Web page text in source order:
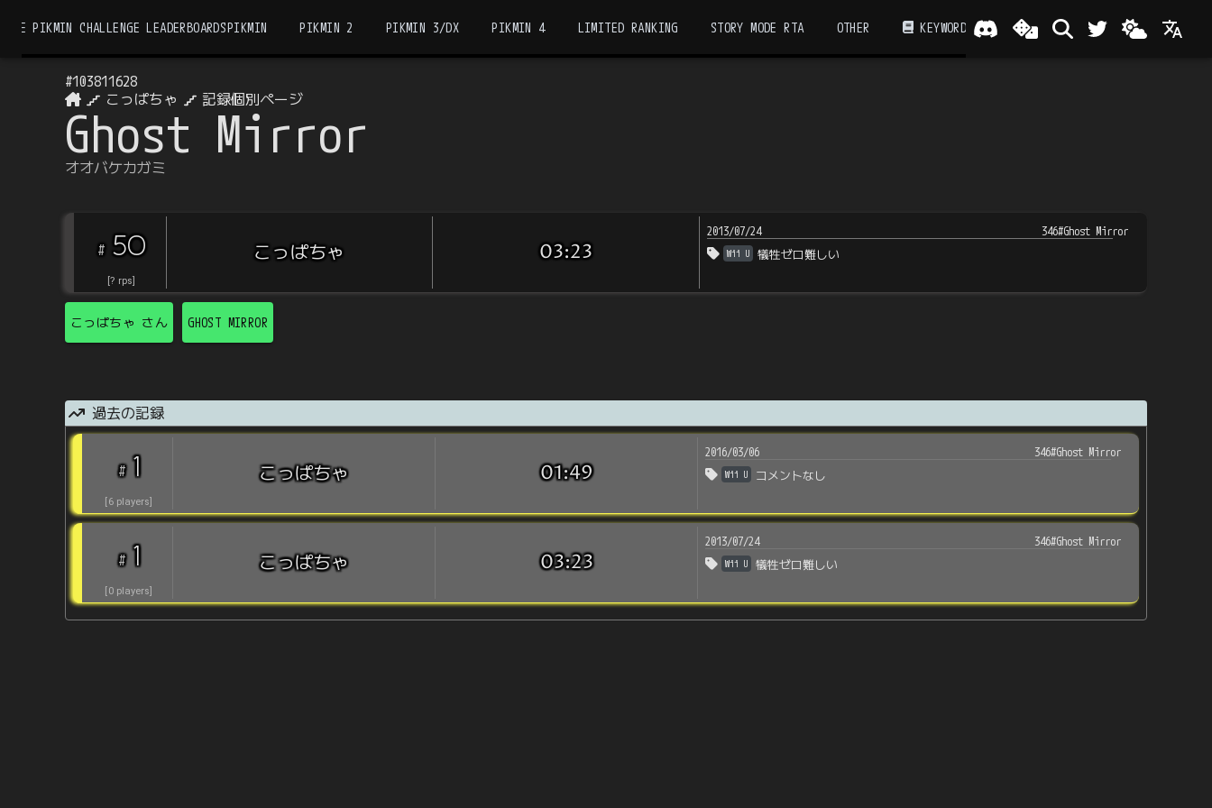
THE PIKMIN CHALLENGE LEADERBOARDSPIKMIN PIKMIN 2 PIKMIN 3/DX PIKMIN 4 LIMITED RANKING STORY MODE RTA OTHER KEYWORD
#103811628
こっぱちゃ
記録個別ページ
Ghost Mirror
オオバケカガミ
# 50
[? rps]
こっぱちゃ 03:23
2013/07/24 346#Ghost Mirror
Wii U 犠牲ゼロ難しい
こっぱちゃ さん GHOST MIRROR
過去の記録
# 1
[6 players]
こっぱちゃ 01:49
2016/03/06 346#Ghost Mirror
Wii U コメントなし
# 1
[0 players]
こっぱちゃ 03:23
2013/07/24 346#Ghost Mirror
Wii U 犠牲ゼロ難しい